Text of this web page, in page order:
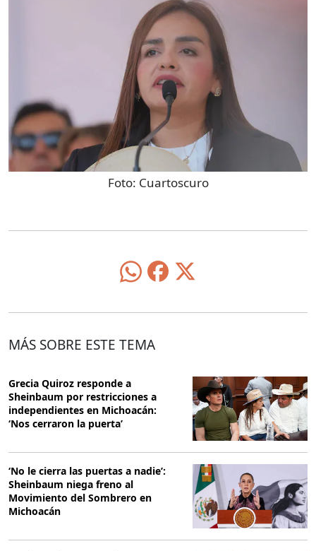
Foto: Cuartoscuro
MÁS SOBRE ESTE TEMA
Grecia Quiroz responde a
Sheinbaum por restricciones a
independientes en Michoacán:
‘Nos cerraron la puerta’
‘No le cierra las puertas a nadie’:
Sheinbaum niega freno al
Movimiento del Sombrero en
Michoacán